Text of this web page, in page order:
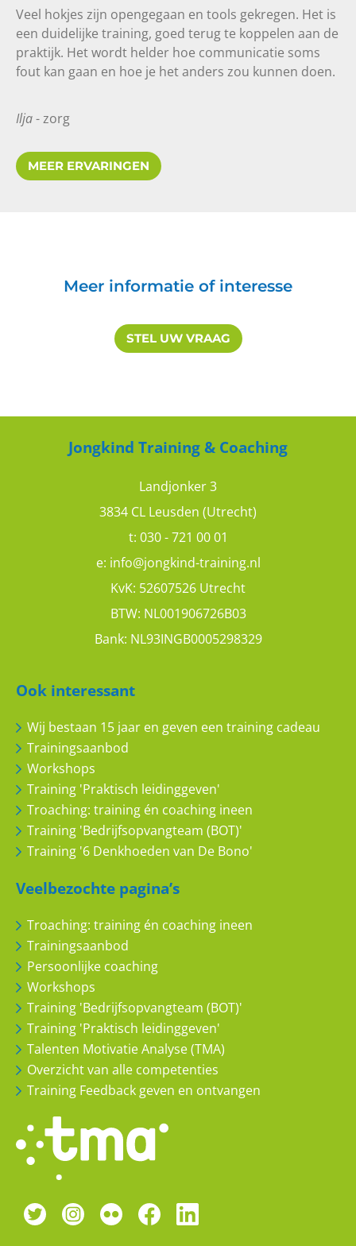
Veel hokjes zijn opengegaan en tools gekregen. Het is
een duidelijke training, goed terug te koppelen aan de
praktijk. Het wordt helder hoe communicatie soms
fout kan gaan en hoe je het anders zou kunnen doen.
Ilja- zorg
MEER ERVARINGEN
Contractmanagement: leuke en
leerzame training
10
Toepasbaar in de praktijk
Renee Knevels
Contractmanagement: veel nieuwe
inzichten opgedaan
anoniem
Open training
Contractmanagement 2018
10
Meer informatie of interesse
STEL UW VRAAG
Jongkind Training & Coaching
Landjonker 3
3834 CL Leusden (Utrecht)
t: 030 - 721 00 01
e: info@jongkind-training.nl
KvK: 52607526 Utrecht
BTW: NL001906726B03
Bank: NL93INGB0005298329
Ook interessant
Wij bestaan 15 jaar en geven een training cadeau
Trainingsaanbod
Workshops
Training 'Praktisch leidinggeven'
Troaching: training én coaching ineen
Training 'Bedrijfsopvangteam (BOT)'
Training '6 Denkhoeden van De Bono'
Veelbezochte pagina’s
Troaching: training én coaching ineen
Trainingsaanbod
Persoonlijke coaching
Workshops
Training 'Bedrijfsopvangteam (BOT)'
Training 'Praktisch leidinggeven'
Talenten Motivatie Analyse (TMA)
Overzicht van alle competenties
Training Feedback geven en ontvangen